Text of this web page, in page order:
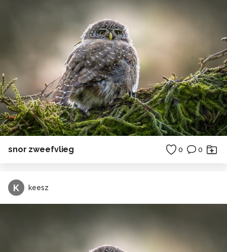
snor zweefvlieg 0 0
K keesz